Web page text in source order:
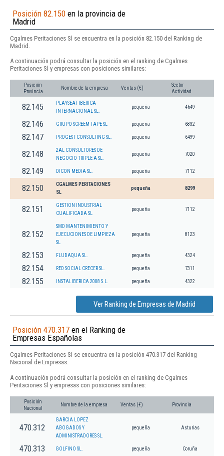
Posición 82.150 en la provincia de
Madrid
Cgalmes Peritaciones Sl se encuentra en la posición 82.150 del Ranking de
Madrid.
A continuación podrá consultar la posición en el ranking de Cgalmes
Peritaciones Sl y empresas con posiciones similares:
Posición
Provincia
Nombre de la empresa Ventas (€)
Sector
Actividad
82.145
PLAYSEAT IBERICA
INTERNACIONAL SL.
pequeña 4649
82.146 GRUPO SCREEM TAPE SL pequeña 6832
82.147 PROGEST CONSULTING SL. pequeña 6499
82.148
2AL CONSULTORES DE
NEGOCIO TRIPLE A SL.
pequeña 7020
82.149 DICON MEDIA SL. pequeña 7112
82.150
CGALMES PERITACIONES
SL
pequeña 8299
82.151
GESTION INDUSTRIAL
CUALIFICADA SL
pequeña 7112
82.152
SMD MANTENIMIENTO Y
EJECUCIONES DE LIMPIEZA
SL
pequeña 8123
82.153 FLUDAQUA SL. pequeña 4324
82.154 RED SOCIAL CRECER SL. pequeña 7311
82.155 INSTALIBERICA 2008 S.L. pequeña 4322
Ver Ranking de Empresas de Madrid
Posición 470.317 en el Ranking de
Empresas Españolas
Cgalmes Peritaciones Sl se encuentra en la posición 470.317 del Ranking
Nacional de Empresas.
A continuación podrá consultar la posición en el ranking de Cgalmes
Peritaciones Sl y empresas con posiciones similares:
Posición
Nacional
Nombre de la empresa Ventas (€) Provincia
470.312
GARCIA LOPEZ
ABOGADOS Y
ADMINISTRADORES SL.
pequeña Asturias
470.313 GOLFINO SL. pequeña Coruña